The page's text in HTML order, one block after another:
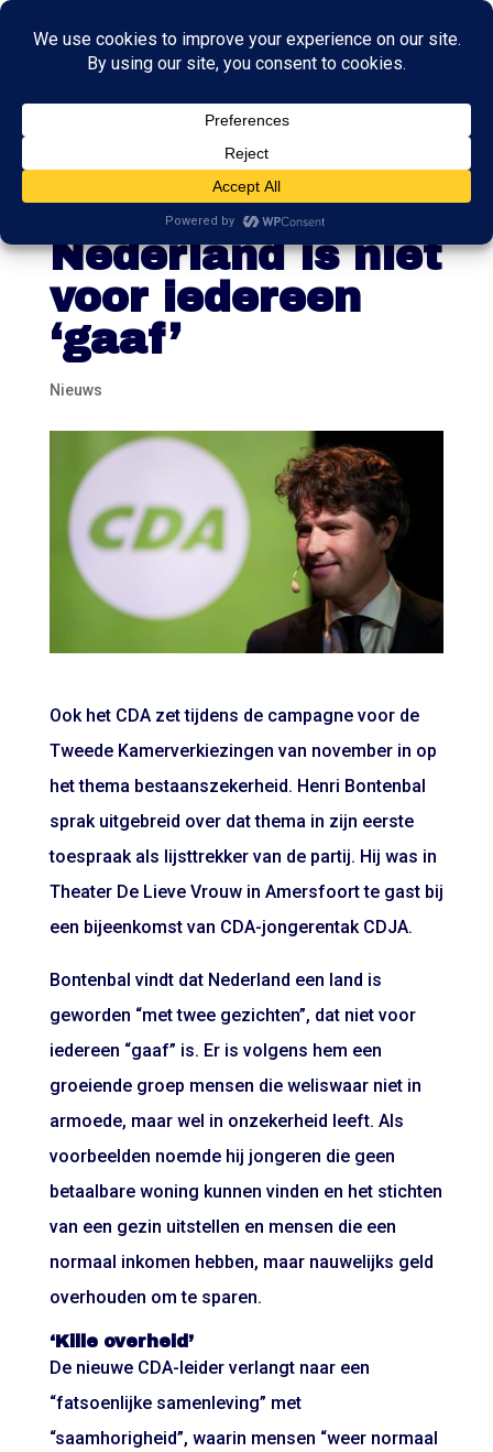
CDA-lijsttrekker
Bontenbal:
Nederland is niet
voor iedereen
‘gaaf’
Nieuws
Ook het CDA zet tijdens de campagne voor de
Tweede Kamerverkiezingen van november in op
het thema bestaanszekerheid. Henri Bontenbal
sprak uitgebreid over dat thema in zijn eerste
toespraak als lijsttrekker van de partij. Hij was in
Theater De Lieve Vrouw in Amersfoort te gast bij
een bijeenkomst van CDA-jongerentak CDJA.
Bontenbal vindt dat Nederland een land is
geworden “met twee gezichten”, dat niet voor
iedereen “gaaf” is. Er is volgens hem een
groeiende groep mensen die weliswaar niet in
armoede, maar wel in onzekerheid leeft. Als
voorbeelden noemde hij jongeren die geen
betaalbare woning kunnen vinden en het stichten
van een gezin uitstellen en mensen die een
normaal inkomen hebben, maar nauwelijks geld
overhouden om te sparen.
‘Kille overheid’
De nieuwe CDA-leider verlangt naar een
“fatsoenlijke samenleving” met
“saamhorigheid”, waarin mensen “weer normaal